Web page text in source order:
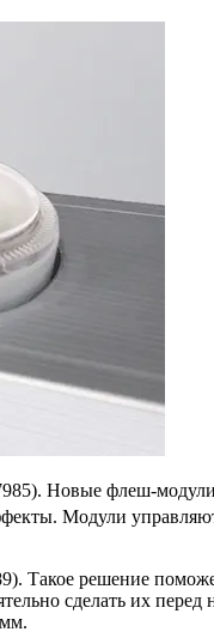
Новые флеш-
Модули
Такое решение
сделать их